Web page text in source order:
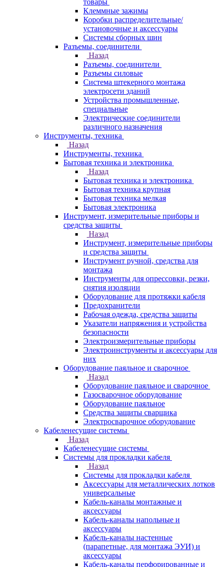
товары
Клеммные зажимы
Коробки распределительные/
установочные и аксессуары
Системы сборных шин
Разъемы, соединители
Назад
Разъемы, соединители
Разъемы силовые
Система штекерного монтажа
электросети зданий
Устройства промышленные,
специальные
Электрические соединители
различного назначения
Инструменты, техника
Назад
Инструменты, техника
Бытовая техника и электроника
Назад
Бытовая техника и электроника
Бытовая техника крупная
Бытовая техника мелкая
Бытовая электроника
Инструмент, измерительные приборы и
средства защиты
Назад
Инструмент, измерительные приборы
и средства защиты
Инструмент ручной, средства для
монтажа
Инструменты для опрессовки, резки,
снятия изоляции
Оборудование для протяжки кабеля
Предохранители
Рабочая одежда, средства защиты
Указатели напряжения и устройства
безопасности
Электроизмерительные приборы
Электроинструменты и аксессуары для
них
Оборудование паяльное и сварочное
Назад
Оборудование паяльное и сварочное
Газосварочное оборудование
Оборудование паяльное
Средства защиты сварщика
Электросварочное оборудование
Кабеленесущие системы
Назад
Кабеленесущие системы
Системы для прокладки кабеля
Назад
Системы для прокладки кабеля
Аксессуары для металлических лотков
универсальные
Кабель-каналы монтажные и
аксессуары
Кабель-каналы напольные и
аксессуары
Кабель-каналы настенные
(парапетные, для монтажа ЭУИ) и
аксессуары
Кабель-каналы перфорированные и